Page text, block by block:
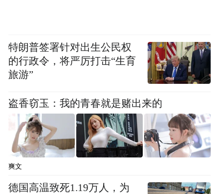
特朗普签署针对出生公民权
的行政令，将严厉打击“生育
旅游”
盗香窃玉：我的青春就是赌出来的
爽文
德国高温致死1.19万人，为